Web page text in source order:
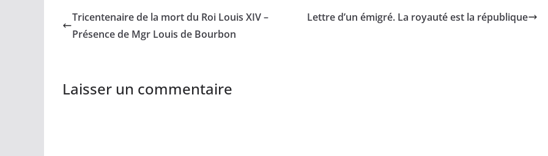
Tricentenaire de la mort du Roi Louis XIV –
Présence de Mgr Louis de Bourbon
Lettre d’un émigré. La royauté est la république
Laisser un commentaire